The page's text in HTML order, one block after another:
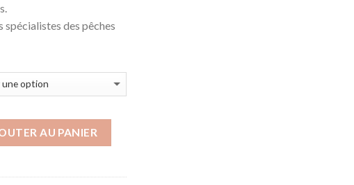
spécialistes des pêches
AU PANIER